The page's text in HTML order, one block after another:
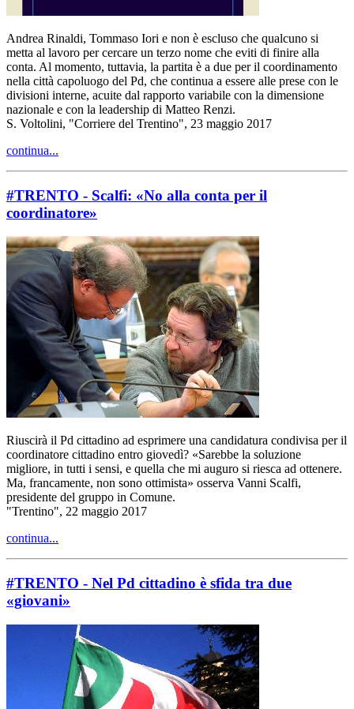
Andrea Rinaldi, Tommaso Iori e non è escluso che qualcuno si
metta al lavoro per cercare un terzo nome che eviti di finire alla
conta. Al momento, tuttavia, la partita è a due per il coordinamento
nella città capoluogo del Pd, che continua a essere alle prese con le
divisioni interne, acuite dal rapporto variabile con la dimensione
nazionale e con la leadership di Matteo Renzi.
S. Voltolini, "Corriere del Trentino", 23 maggio 2017
continua...
#TRENTO - Scalfi: «No alla conta per il
coordinatore»
Riuscirà il Pd cittadino ad esprimere una candidatura condivisa per il
coordinatore cittadino entro giovedì? «Sarebbe la soluzione
migliore, in tutti i sensi, e quella che mi auguro si riesca ad ottenere.
Ma, francamente, non sono ottimista» osserva Vanni Scalfi,
presidente del gruppo in Comune.
"Trentino", 22 maggio 2017
continua...
#TRENTO - Nel Pd cittadino è sfida tra due
«giovani»